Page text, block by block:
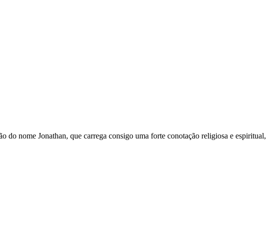
nome Jonathan, que carrega consigo uma forte conotação religiosa e